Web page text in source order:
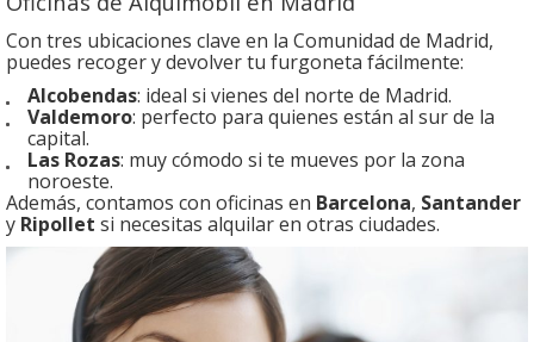
Con tres ubicaciones clave en la Comunidad de Madrid,
puedes recoger y devolver tu furgoneta fácilmente:
Alcobendas: ideal si vienes del norte de Madrid.
Valdemoro: perfecto para quienes están al sur de la
capital.
Las Rozas: muy cómodo si te mueves por la zona
noroeste.
Además, contamos con oficinas en Barcelona, Santander
y Ripollet si necesitas alquilar en otras ciudades.